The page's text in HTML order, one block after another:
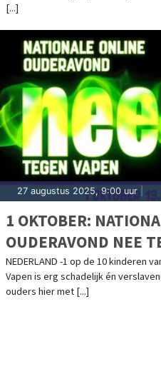
[...]
27 augustus 2025, 9:00 uur
1 OKTOBER:
OUDERAVOND NEE
NEDERLAND -1 op de 10 kinderen
Vapen is erg schadelijk én
ouders hier met [...]